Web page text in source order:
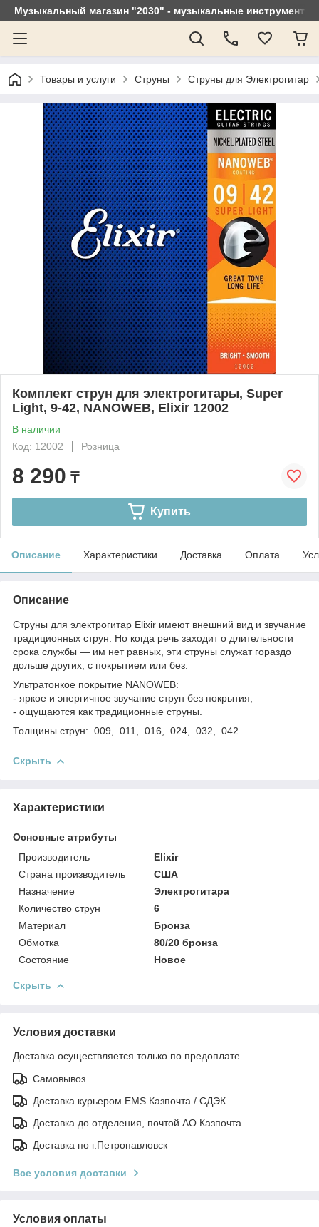
Музыкальный магазин "2030" - музыкальные
Товары и услуги Струны Струны для Электрогитар
Комплект струн для электрогитары, Super
Light, 9-42, NANOWEB, Elixir 12002
В наличии
Код: 12002
Розница
8 290 ₸
Купить
Описание Характеристики Доставка Оплата
Описание
Струны для электрогитар Elixir имеют внешний вид и звучание
традиционных струн. Но когда речь заходит о длительности
срока службы — им нет равных, эти струны служат гораздо
дольше других, с покрытием или без.
Ультратонкое покрытие NANOWEB:
- яркое и энергичное звучание струн без покрытия;
- ощущаются как традиционные струны.
Толщины струн: .009, .011, .016, .024, .032, .042.
Скрыть
Характеристики
Основные атрибуты
Производитель
Elixir
Страна производитель
США
Назначение
Электрогитара
Количество струн
6
Материал
Бронза
Обмотка
80/20 бронза
Состояние
Новое
Скрыть
Условия доставки
Доставка осуществляется только по предоплате.
Самовывоз
Доставка курьером EMS Казпочта / СДЭК
Доставка до отделения, почтой АО Казпочта
Доставка по г.Петропавловск
Все условия доставки
Условия оплаты